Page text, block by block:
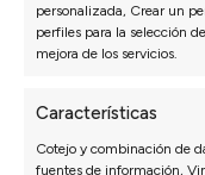
personalizada, Crear un
perfiles para la selección
mejora de los servicios.
Características
Cotejo y combinación de
fuentes de información,
no es un detalle
que más influye en
Colchones de
Los muelles